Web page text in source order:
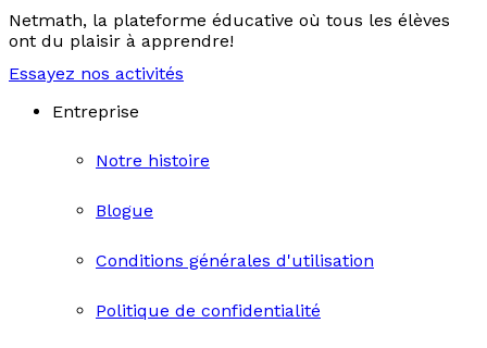
Netmath, la plateforme éducative où tous les élèves
ont du plaisir à apprendre!
Essayez nos activités
Entreprise
Notre histoire
Blogue
Conditions générales d'utilisation
Politique de confidentialité